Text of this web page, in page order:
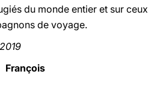
du monde entier et sur ceux
de voyage.
François